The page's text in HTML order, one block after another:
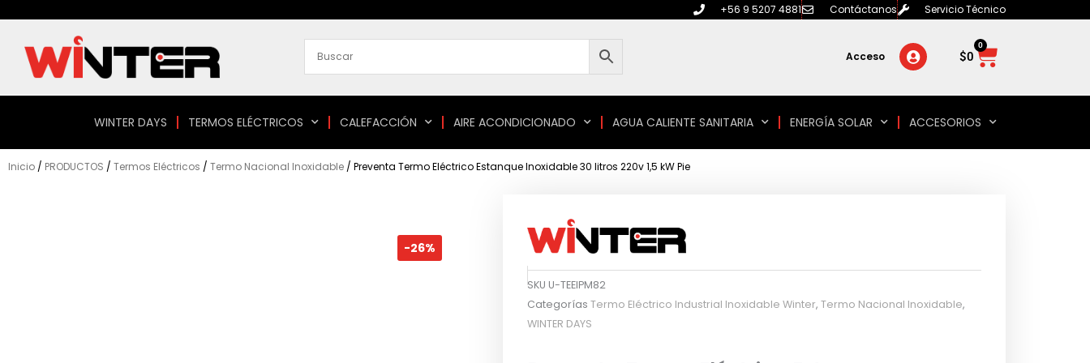
contenido
+56 9 5207 4881 Contáctanos Servicio Técnico
Acceso $0
0
Carrito
WINTER DAYS TERMOS ELÉCTRICOS CALEFACCIÓN AIRE ACONDICIONADO AGUA CALIENTE SANITARIA ENERGÍA SOLAR ACCESORIOS
Inicio / PRODUCTOS / Termos Eléctricos / Termo Nacional Inoxidable / Preventa Termo Eléctrico Estanque Inoxidable 30 litros 220v 1,5 kW Pie
-26%
SKU U-TEEIPM82
Categorías Termo Eléctrico Industrial Inoxidable Winter, Termo Nacional Inoxidable,
WINTER DAYS